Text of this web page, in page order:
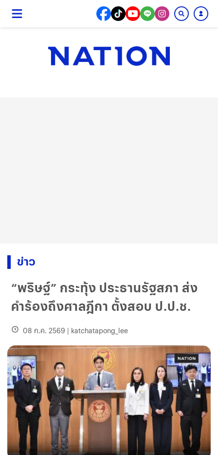
ข่าว
“พริษฐ์” กระทุ้ง ประธานรัฐสภา ส่ง
คำร้องถึงศาลฎีกา ตั้งสอบ ป.ป.ช.
08 ก.ค. 2569 | katchatapong_lee